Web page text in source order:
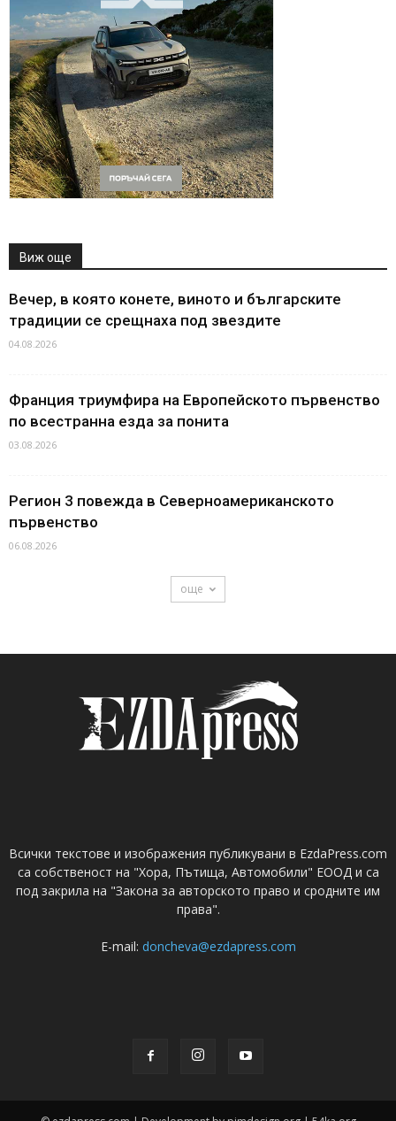
Виж още
Вечер, в която конете, виното и българските
традиции се срещнаха под звездите
04.08.2026
Франция триумфира на Европейското първенство
по всестранна езда за понита
03.08.2026
Регион 3 повежда в Северноамериканското
първенство
06.08.2026
още
Всички текстове и изображения публикувани в EzdaPress.com
са собственост на "Хора, Пътища, Автомобили" ЕООД и са
под закрила на "Закона за авторското право и сродните им
права".
E-mail: doncheva@ezdapress.com